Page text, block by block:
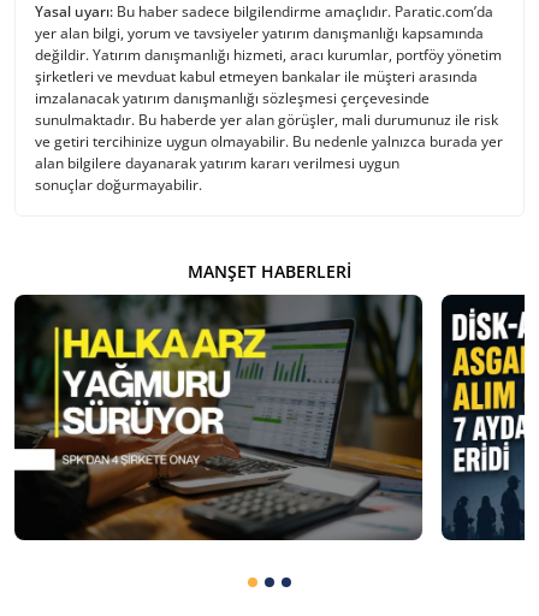
Yasal uyarı: Bu haber sadece bilgilendirme amaçlıdır. Paratic.com’da
yer alan bilgi, yorum ve tavsiyeler yatırım danışmanlığı kapsamında
değildir. Yatırım danışmanlığı hizmeti, aracı kurumlar, portföy yönetim
şirketleri ve mevduat kabul etmeyen bankalar ile müşteri arasında
imzalanacak yatırım danışmanlığı sözleşmesi çerçevesinde
sunulmaktadır. Bu haberde yer alan görüşler, mali durumunuz ile risk
ve getiri tercihinize uygun olmayabilir. Bu nedenle yalnızca burada yer
alan bilgilere dayanarak yatırım kararı verilmesi uygun
sonuçlar doğurmayabilir.
MANŞET HABERLERI